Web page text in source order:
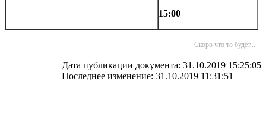
15:00
Скоро что то будет...
Дата публикации документа: 31.10.2019 15:25:05
Последнее изменение: 31.10.2019 11:31:51